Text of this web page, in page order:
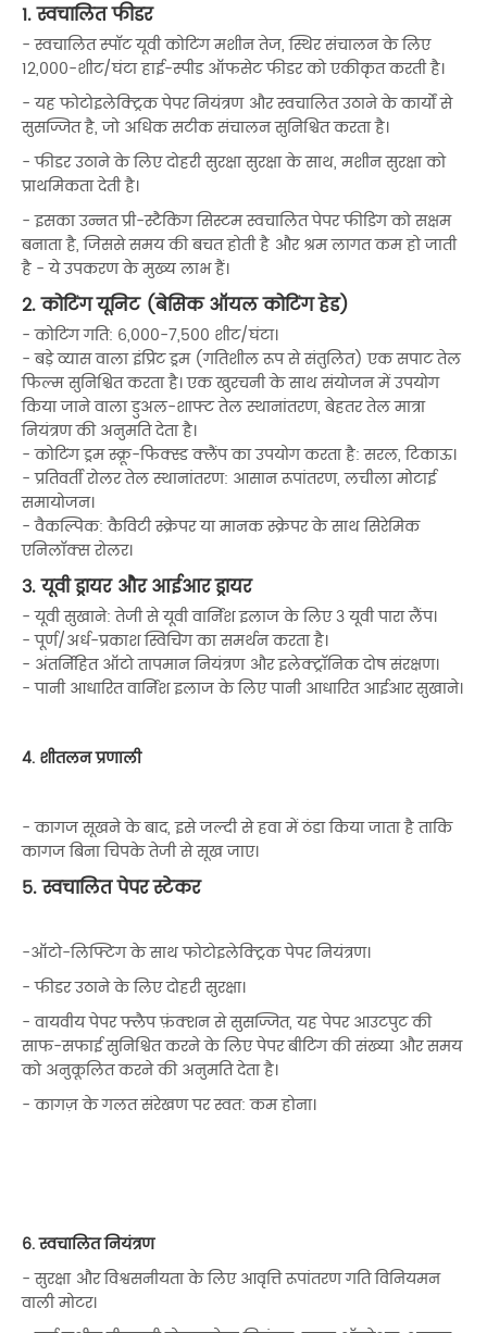
1. स्वचालित फीडर
- स्वचालित स्पॉट यूवी कोटिंग मशीन तेज, स्थिर संचालन के लिए
12,000-शीट/घंटा हाई-स्पीड ऑफसेट फीडर को एकीकृत करती है।
- यह फोटोइलेक्ट्रिक पेपर नियंत्रण और स्वचालित उठाने के कार्यों से
सुसज्जित है, जो अधिक सटीक संचालन सुनिश्चित करता है।
- फीडर उठाने के लिए दोहरी सुरक्षा सुरक्षा के साथ, मशीन सुरक्षा को
प्राथमिकता देती है।
- इसका उन्नत प्री-स्टैकिंग सिस्टम स्वचालित पेपर फीडिंग को सक्षम
बनाता है, जिससे समय की बचत होती है और श्रम लागत कम हो जाती
है - ये उपकरण के मुख्य लाभ हैं।
2. कोटिंग यूनिट (बेसिक ऑयल कोटिंग हेड)
- कोटिंग गति: 6,000-7,500 शीट/घंटा।
- बड़े व्यास वाला इंप्रिंट ड्रम (गतिशील रूप से संतुलित) एक सपाट तेल
फिल्म सुनिश्चित करता है। एक खुरचनी के साथ संयोजन में उपयोग
किया जाने वाला डुअल-शाफ्ट तेल स्थानांतरण, बेहतर तेल मात्रा
नियंत्रण की अनुमति देता है।
- कोटिंग ड्रम स्क्रू-फिक्स्ड क्लैंप का उपयोग करता है: सरल, टिकाऊ।
- प्रतिवर्ती रोलर तेल स्थानांतरण: आसान रूपांतरण, लचीला मोटाई
समायोजन।
- वैकल्पिक: कैविटी स्क्रेपर या मानक स्क्रेपर के साथ सिरेमिक
एनिलॉक्स रोलर।
3. यूवी ड्रायर और आईआर ड्रायर
- यूवी सुखाने: तेजी से यूवी वार्निश इलाज के लिए 3 यूवी पारा लैंप।
- पूर्ण/अर्ध-प्रकाश स्विचिंग का समर्थन करता है।
- अंतर्निहित ऑटो तापमान नियंत्रण और इलेक्ट्रॉनिक दोष संरक्षण।
- पानी आधारित वार्निश इलाज के लिए पानी आधारित आईआर सुखाने।
4. शीतलन प्रणाली
- कागज सूखने के बाद, इसे जल्दी से हवा में ठंडा किया जाता है ताकि
कागज बिना चिपके तेजी से सूख जाए।
5. स्वचालित पेपर स्टेकर
-ऑटो-लिफ्टिंग के साथ फोटोइलेक्ट्रिक पेपर नियंत्रण।
- फीडर उठाने के लिए दोहरी सुरक्षा।
- वायवीय पेपर फ्लैप फ़ंक्शन से सुसज्जित, यह पेपर आउटपुट की
साफ-सफाई सुनिश्चित करने के लिए पेपर बीटिंग की संख्या और समय
को अनुकूलित करने की अनुमति देता है।
- कागज़ के गलत संरेखण पर स्वत: कम होना।
6. स्वचालित नियंत्रण
- सुरक्षा और विश्वसनीयता के लिए आवृत्ति रूपांतरण गति विनियमन
वाली मोटर।